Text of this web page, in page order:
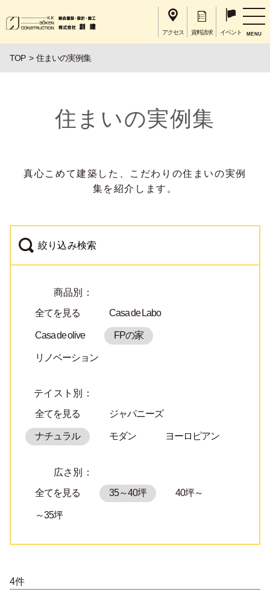
アクセス 資料請求 イベント MENU
TOP 住まいの実例集
住まいの実例集
真心こめて建築した、こだわりの住まいの実例
集を紹介します。
絞り込み検索
商品別：
全てを見る
Casa de Labo
Casa de olive FPの家
リノベーション
テイスト別：
全てを見る
ジャパニーズ
ナチュラル モダン ヨーロピアン
広さ別：
全てを見る
35～40坪 40坪～
～35坪
4件